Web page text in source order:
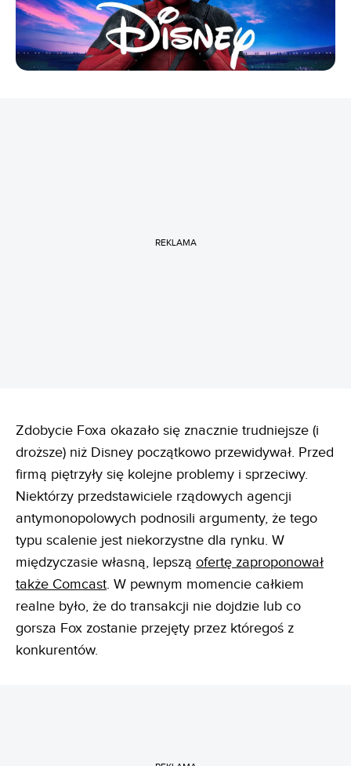
REKLAMA
Zdobycie Foxa okazało się znacznie trudniejsze (i
droższe) niż Disney początkowo przewidywał. Przed
firmą piętrzyły się kolejne problemy i sprzeciwy.
Niektórzy przedstawiciele rządowych agencji
antymonopolowych podnosili argumenty, że tego
typu scalenie jest niekorzystne dla rynku. W
międzyczasie własną, lepszą ofertę zaproponował
także Comcast. W pewnym momencie całkiem
realne było, że do transakcji nie dojdzie lub co
gorsza Fox zostanie przejęty przez któregoś z
konkurentów.